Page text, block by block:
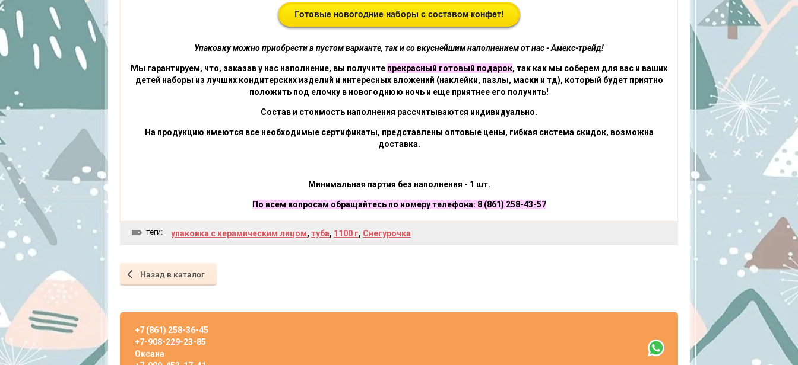
Упаковку можно приобрести в пустом варианте, так и со вкуснейшим наполнением от нас - Амекс-трейд!
Мы гарантируем, что, заказав у нас наполнение, вы получите прекрасный готовый подарок, так как мы соберем для вас и ваших
детей наборы из лучших кондитерских изделий и интересных вложений (наклейки, пазлы, маски и тд), который будет приятно
положить под елочку в новогоднюю ночь и еще приятнее его получить!
Состав и стоимость наполнения рассчитываются индивидуально.
На продукцию имеются все необходимые сертификаты, представлены оптовые цены, гибкая система скидок, возможна
доставка.
Минимальная партия без наполнения - 1 шт.
По всем вопросам обращайтесь по номеру телефона: 8 (861) 258-43-57
теги: упаковка с керамическим лицом, туба, 1100 г, Снегурочка
Назад в каталог
+7 (861) 258-36-45
+7-908-229-23-85
Оксана